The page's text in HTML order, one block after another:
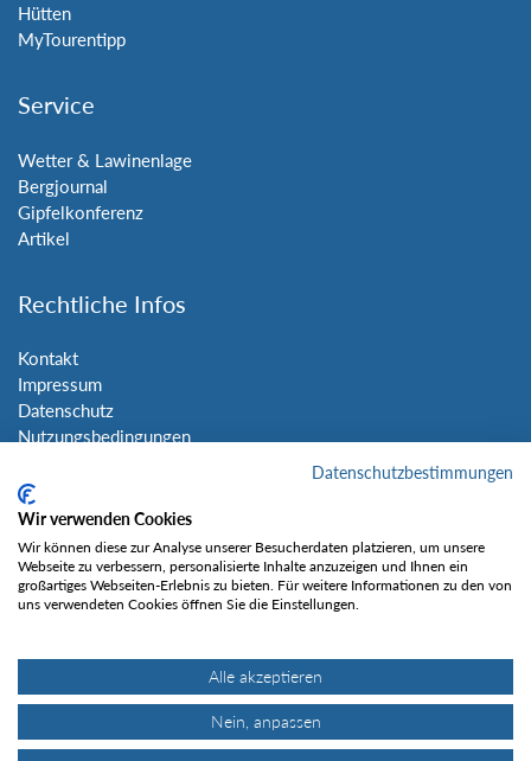
Hütten
MyTourentipp
Service
Wetter & Lawinenlage
Bergjournal
Gipfelkonferenz
Artikel
Rechtliche Infos
Kontakt
Impressum
Datenschutz
Nutzungsbedingungen
Social Media
Gefällt mir
Datenschutzbestimmungen
Wir verwenden Cookies
Wir können diese zur Analyse unserer Besucherdaten platzieren, um unsere
Webseite zu verbessern, personalisierte Inhalte anzuzeigen und Ihnen ein
großartiges Webseiten-Erlebnis zu bieten. Für weitere Informationen zu den von
uns verwendeten Cookies öffnen Sie die Einstellungen.
Alle akzeptieren
Nein, anpassen